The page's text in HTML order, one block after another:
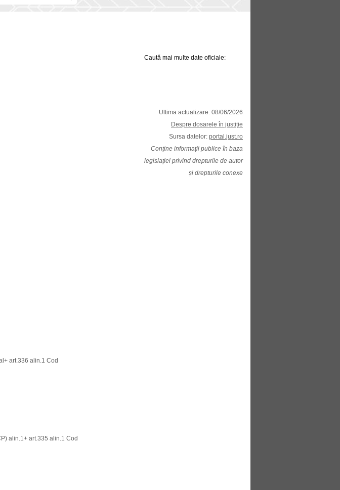
art.336 alin.1 Cod
alin.1+ art.335 alin.1 Cod
Caută mai multe date oficiale:
Ultima actualizare: 08/06/2026
Despre dosarele în justiție
Sursa datelor: portal.just.ro
Conține informații publice în baza
legislației privind drepturile de autor
și drepturile conexe